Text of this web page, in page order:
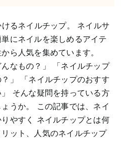
るネイルチップ。 ネイルサ
にネイルを楽しめるアイテ
ら人気を集めています。
んなもの？」 「ネイルチップ
」 「ネイルチップのおすす
そんな疑問を持っている方
うか。 この記事では、ネイ
やすく ネイルチップとは何
ット、人気のネイルチップ